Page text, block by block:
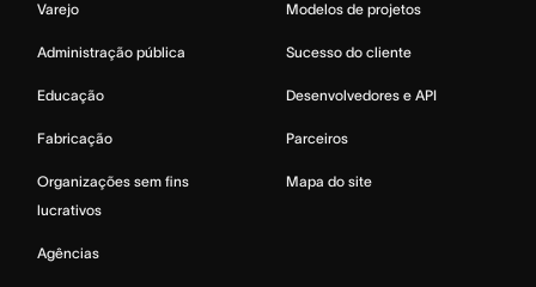
Varejo
Administração pública
Educação
Fabricação
Organizações sem fins
lucrativos
Agências
Modelos de projetos
Sucesso do cliente
Desenvolvedores e API
Parceiros
Mapa do site